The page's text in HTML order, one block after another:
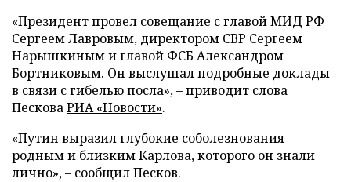
«Президент провел совещание с главой МИД РФ
Сергеем Лавровым, директором СВР Сергеем
Нарышкиным и главой ФСБ Александром
Бортниковым. Он выслушал подробные доклады
в связи с гибелью посла», – приводит слова
ПесковаРИА «Новости».
«Путин выразил глубокие соболезнования
родным и близким Карлова, которого он знали
лично», – сообщил Песков.